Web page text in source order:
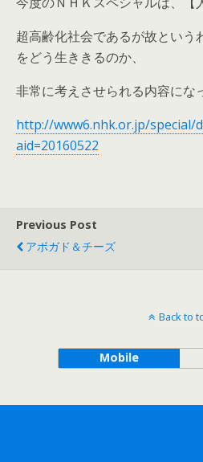
超高齢化社会であるが故という
をどう生ききるのか、
非常に考えさせられる内容にな
http://www6.nhk.or.jp/special/
aid=20160522
Previous Post
アボガド＆チーズ
Back to
Mobile